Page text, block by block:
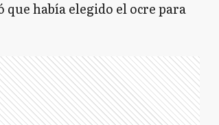
había elegido el ocre para